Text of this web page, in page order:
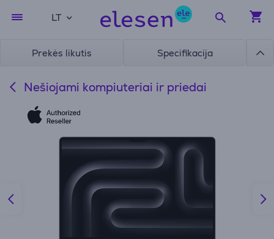
LT
Prekės likutis Specifikacija
Nešiojami kompiuteriai ir priedai